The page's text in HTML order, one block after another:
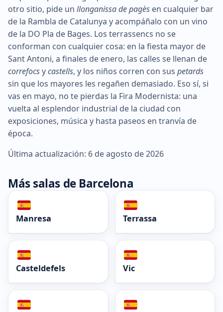
otro sitio, pide un llonganissa de pagès en cualquier bar
de la Rambla de Catalunya y acompáñalo con un vino
de la DO Pla de Bages. Los terrassencs no se
conforman con cualquier cosa: en la fiesta mayor de
Sant Antoni, a finales de enero, las calles se llenan de
correfocsycastells, y los niños corren con sus petards
sin que los mayores les regañen demasiado. Eso sí, si
vas en mayo, no te pierdas la Fira Modernista: una
vuelta al esplendor industrial de la ciudad con
exposiciones, música y hasta paseos en tranvía de
época.
Última actualización: 6 de agosto de 2026
Más salas de Barcelona
Manresa Terrassa
Casteldefels Vic